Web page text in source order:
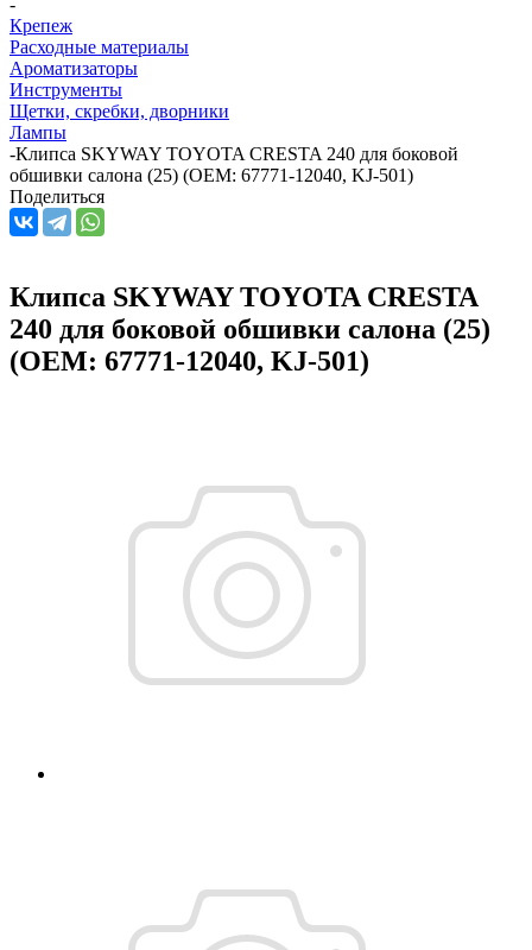
Крепеж
Расходные материалы
Ароматизаторы
Инструменты
Щетки, скребки, дворники
Лампы
-Клипса SKYWAY TOYOTA CRESTA 240 для боковой
обшивки салона (25) (OEM: 67771-12040, KJ-501)
Поделиться
Клипса SKYWAY TOYOTA CRESTA
240 для боковой обшивки салона (25)
(OEM: 67771-12040, KJ-501)